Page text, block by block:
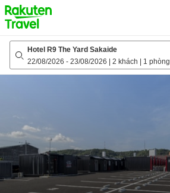
to
top
page
Hotel R9 The Yard Sakaide
22/08/2026 - 23/08/2026 2 khách 1 phòng